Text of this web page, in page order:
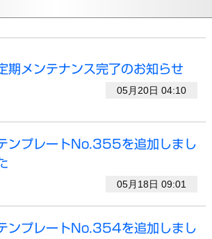
期メンテナンス完了のお知らせ
05月20日 04:10
ンプレートNo.355を追加しまし
05月18日 09:01
ンプレートNo.354を追加しまし